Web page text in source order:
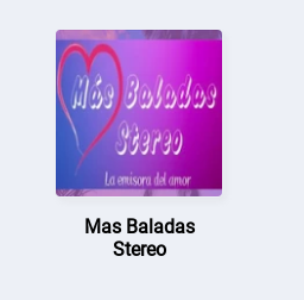
Mas Baladas
Stereo